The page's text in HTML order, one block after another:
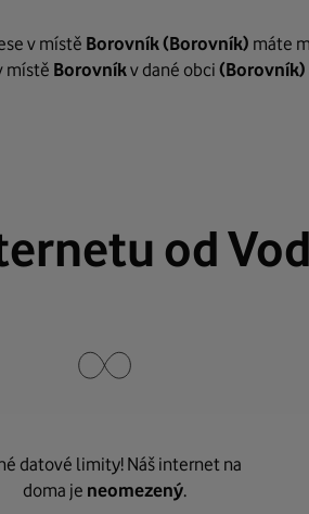
v místě Borovník(Borovník) máte
místě Borovníkv dané obci (Borovník)
od
datové limity! Náš internet na
doma je neomezený.